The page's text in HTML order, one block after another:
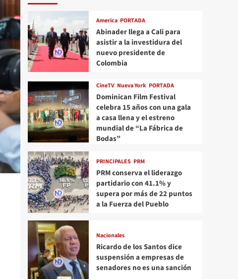
America PORTADA
Abinader llega a Cali para
asistir a la investidura del
nuevo presidente de
Colombia
CineTV Nueva York PORTADA
Dominican Film Festival
celebra 15 años con una gala
a casa llena y el estreno
mundial de “La Fábrica de
Bodas”
PRINCIPALES PRM
PRM conserva el liderazgo
partidario con 41.1% y
supera por más de 22 puntos
a la Fuerza del Pueblo
Nacionales
Ricardo de los Santos dice
suspensión a empresas de
senadores no es una sanción